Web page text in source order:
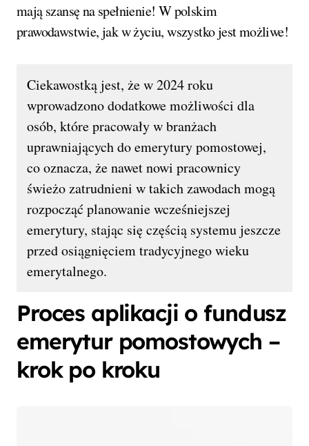
mają szansę na spełnienie! W polskim
prawodawstwie, jak w życiu, wszystko jest możliwe!
Ciekawostką jest, że w 2024 roku
wprowadzono dodatkowe możliwości dla
osób, które pracowały w branżach
uprawniających do emerytury pomostowej,
co oznacza, że nawet nowi pracownicy
świeżo zatrudnieni w takich zawodach mogą
rozpocząć planowanie wcześniejszej
emerytury, stając się częścią systemu jeszcze
przed osiągnięciem tradycyjnego wieku
emerytalnego.
Proces aplikacji o fundusz
emerytur pomostowych –
krok po kroku